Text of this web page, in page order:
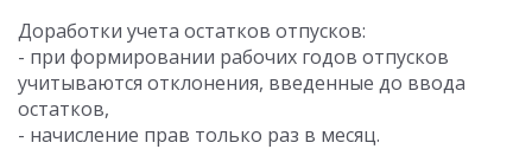
Доработки учета остатков отпусков:
- при формировании рабочих годов отпусков
учитываются отклонения, введенные до ввода
остатков,
- начисление прав только раз в месяц.